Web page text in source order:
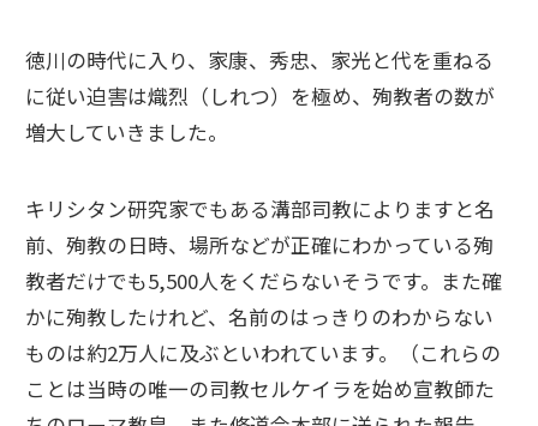
徳川の時代に入り、家康、秀忠、家光と代を重ねる
に従い迫害は熾烈（しれつ）を極め、殉教者の数が
増大していきました。
キリシタン研究家でもある溝部司教によりますと名
前、殉教の日時、場所などが正確にわかっている殉
教者だけでも5,500人をくだらないそうです。また確
かに殉教したけれど、名前のはっきりのわからない
ものは約2万人に及ぶといわれています。（これらの
ことは当時の唯一の司教セルケイラを始め宣教師た